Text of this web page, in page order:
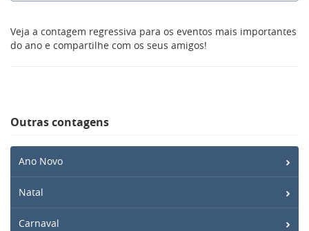
Veja a contagem regressiva para os eventos mais importantes
do ano e compartilhe com os seus amigos!
Outras contagens
Ano Novo
Natal
Carnaval